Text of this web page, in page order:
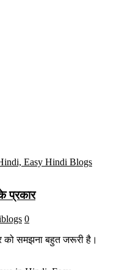
प्रकार
0
को समझना बहुत जरूरी है।